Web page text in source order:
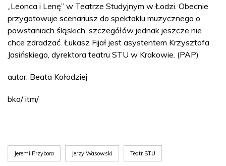
„Leonca i Lenę” w Teatrze Studyjnym w Łodzi. Obecnie
przygotowuje scenariusz do spektaklu muzycznego o
powstaniach śląskich, szczegółów jednak jeszcze nie
chce zdradzać. Łukasz Fijał jest asystentem Krzysztofa
Jasińskiego, dyrektora teatru STU w Krakowie. (PAP)
autor: Beata Kołodziej
bko/ itm/
Jeremi Przybora Jerzy Wasowski Teatr STU